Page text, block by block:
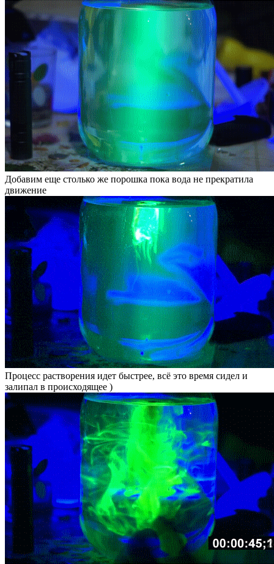
Добавим еще столько же порошка пока вода не прекратила
движение
Процесс растворения идет быстрее, всё это время сидел и
залипал в происходящее )